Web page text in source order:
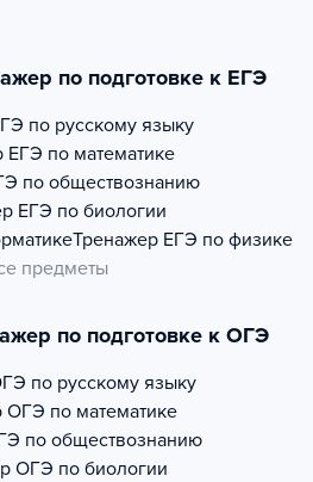
по подготовке к ЕГЭ
по русскому языку
ЕГЭ по математике
по обществознанию
ЕГЭ по биологии
Тренажер ЕГЭ по физике
предметы
по подготовке к ОГЭ
по русскому языку
ОГЭ по математике
по обществознанию
ОГЭ по биологии